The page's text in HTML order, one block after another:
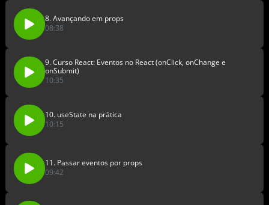
8. Avançando em props
08:38
9. Curso React: Eventos no React (onClick, onChange e
onSubmit)
10:35
10. useState na prática
10:15
11. Passar eventos por props
09:42